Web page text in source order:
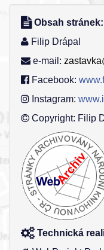
Obsah stránek:
Filip Drápal
e-mail:
Facebook:
Instagram:
Copyright: Filip
Technická